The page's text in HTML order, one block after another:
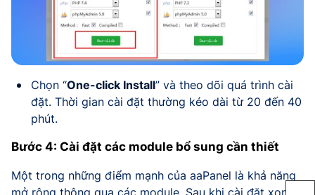
Chọn “One-click Install” và theo dõi quá trình cài
đặt. Thời gian cài đặt thường kéo dài từ 20 đến 40
phút.
Bước 4: Cài đặt các module bổ sung cần thiết
Một trong những điểm mạnh của aaPanel là khả năng
mở rộng thông qua các module. Sau khi cài đặt xong